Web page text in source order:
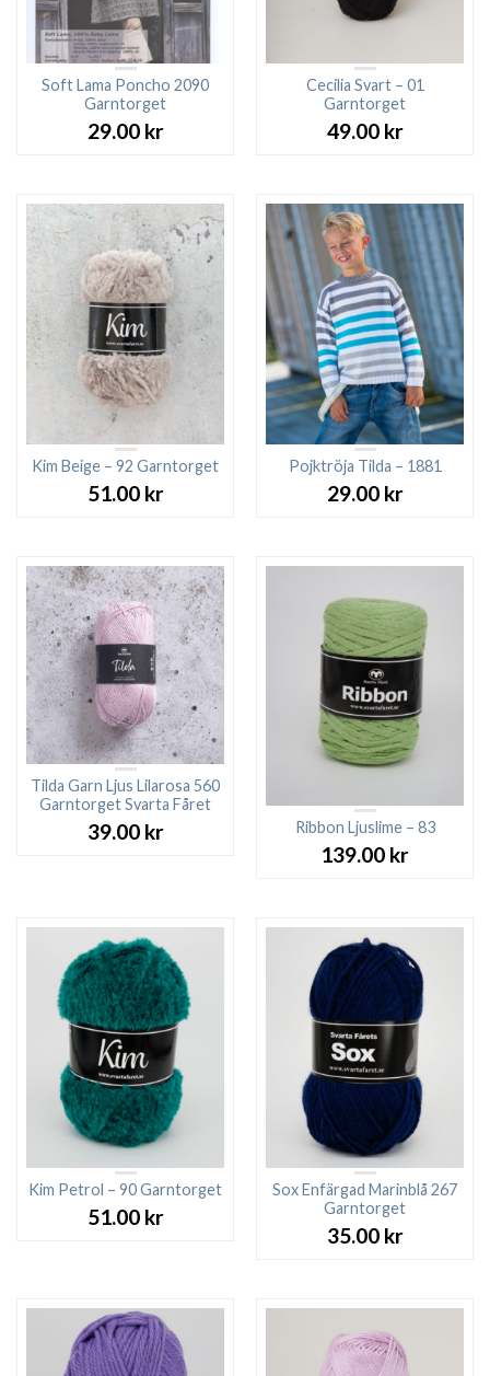
Soft Lama Poncho 2090
Garntorget
29.00 kr
Cecilia Svart – 01
Garntorget
49.00 kr
Kim Beige – 92 Garntorget
51.00 kr
Pojktröja Tilda – 1881
29.00 kr
Tilda Garn Ljus Lilarosa 560
Garntorget Svarta Fåret
39.00 kr Ribbon Ljuslime – 83
139.00 kr
Kim Petrol – 90 Garntorget
51.00 kr
Sox Enfärgad Marinblå 267
Garntorget
35.00 kr